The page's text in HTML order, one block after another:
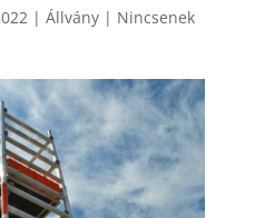
| Állvány| Nincsenek